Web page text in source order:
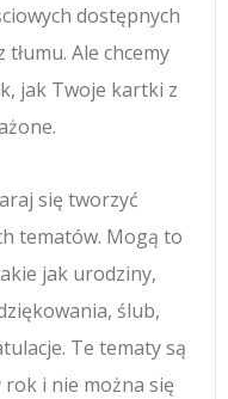
dostępnych
Ale chcemy
jak Twoje kartki z
się tworzyć
tematów. Mogą to
jak urodziny,
ślub,
Te tematy są
rok i nie można się